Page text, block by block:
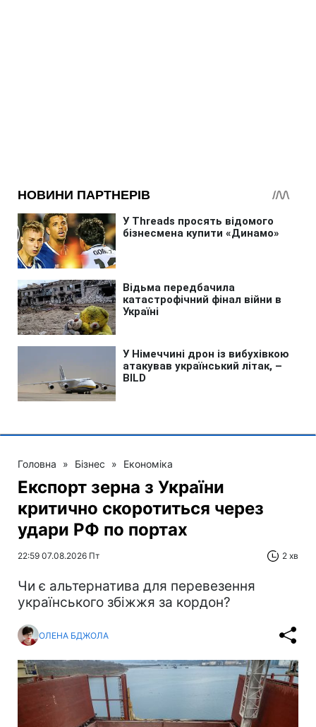
Головна » Бізнес » Економіка
Експорт зерна з України
критично скоротиться через
удари РФ по портах
22:59 07.08.2026 Пт 2 хв
Чи є альтернатива для перевезення
українського збіжжя за кордон?
ОЛЕНА БДЖОЛА